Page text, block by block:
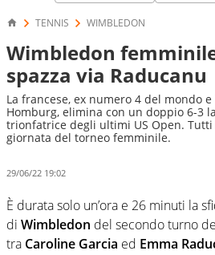
TENNIS WIMBLEDON
Wimbledon
spazza via Raducanu
La francese, ex numero 4 del mondo
Homburg, elimina con un doppio 6-3
trionfatrice degli ultimi US Open.
giornata del torneo femminile.
29/06/22 19:02
È durata solo un’ora e 26 minuti la
di Wimbledon del secondo turno
tra Caroline Garcia ed Emma